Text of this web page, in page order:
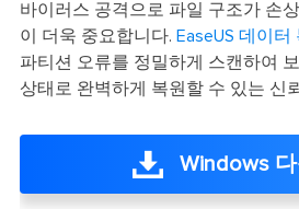
바이러스 공격으로 파일 구조가 손
이 더욱 중요합니다. EaseUS 데이
파티션 오류를 정밀하게 스캔하여
상태로 완벽하게 복원할 수 있는 신
Windows